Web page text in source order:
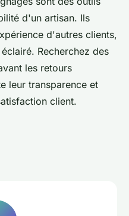
d'un artisan. Ils
d'autres clients,
Recherchez des
les retours
leur transparence et
client.